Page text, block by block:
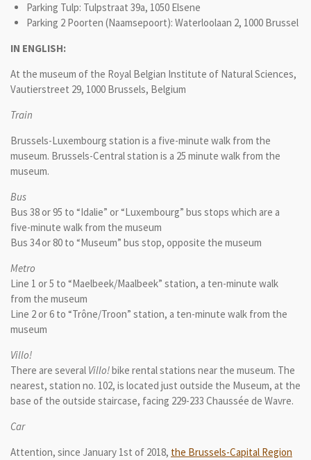
Parking Tulp: Tulpstraat 39a, 1050 Elsene
Parking 2 Poorten (Naamsepoort): Waterloolaan 2, 1000 Brussel
IN ENGLISH:
At the museum of the Royal Belgian Institute of Natural Sciences,
Vautierstreet 29, 1000 Brussels, Belgium
Train
Brussels-Luxembourg station is a five-minute walk from the
museum. Brussels-Central station is a 25 minute walk from the
museum.
Bus
Bus 38 or 95 to “Idalie” or “Luxembourg” bus stops which are a
five-minute walk from the museum
Bus 34 or 80 to “Museum” bus stop, opposite the museum
Metro
Line 1 or 5 to “Maelbeek/Maalbeek” station, a ten-minute walk
from the museum
Line 2 or 6 to “Trône/Troon” station, a ten-minute walk from the
museum
Villo!
There are several Villo!bike rental stations near the museum. The
nearest, station no. 102, is located just outside the Museum, at the
base of the outside staircase, facing 229-233 Chaussée de Wavre.
Car
Attention, since January 1st of 2018, the Brussels-Capital Region